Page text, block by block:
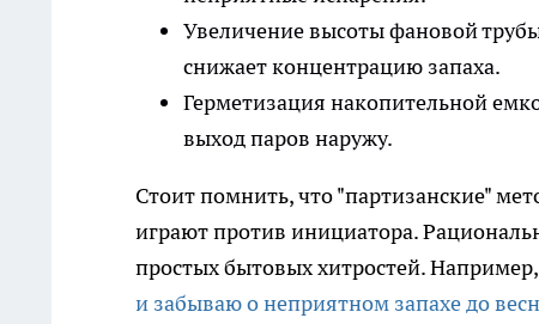
Увеличение высоты фановой
снижает концентрацию запаха.
Герметизация накопительной
выход паров наружу.
Стоит помнить, что "партизанские"
играют против инициатора.
простых бытовых хитростей. Например,
и забываю о неприятном запахе до